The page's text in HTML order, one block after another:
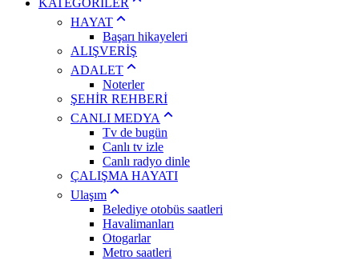
KATEGORİLER
HAYAT
Başarı hikayeleri
ALIŞVERİŞ
ADALET
Noterler
ŞEHİR REHBERİ
CANLI MEDYA
Tv de bugün
Canlı tv izle
Canlı radyo dinle
ÇALIŞMA HAYATI
Ulaşım
Belediye otobüs saatleri
Havalimanları
Otogarlar
Metro saatleri